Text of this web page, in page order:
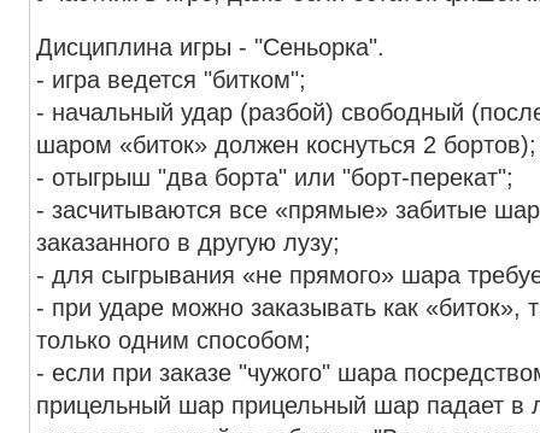
Дисциплина игры - "Сеньорка".
- игра ведется "битком";
- начальный удар (разбой) свободный
шаром «биток» должен коснуться 2 бортов);
- отыгрыш "два борта" или "борт-перекат";
- засчитываются все «прямые» забитые
заказанного в другую лузу;
- для сыгрывания «не прямого» шара
- при ударе можно заказывать как
только одним способом;
- если при заказе "чужого" шара
прицельный шар прицельный шар падает в